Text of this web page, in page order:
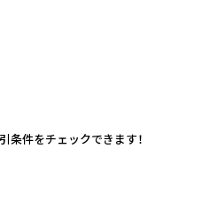
条件をチェックできます！